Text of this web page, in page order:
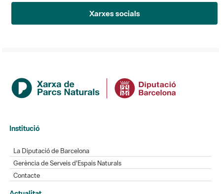
Xarxes socials
Institució
La Diputació de Barcelona
Gerència de Serveis d'Espais Naturals
Contacte